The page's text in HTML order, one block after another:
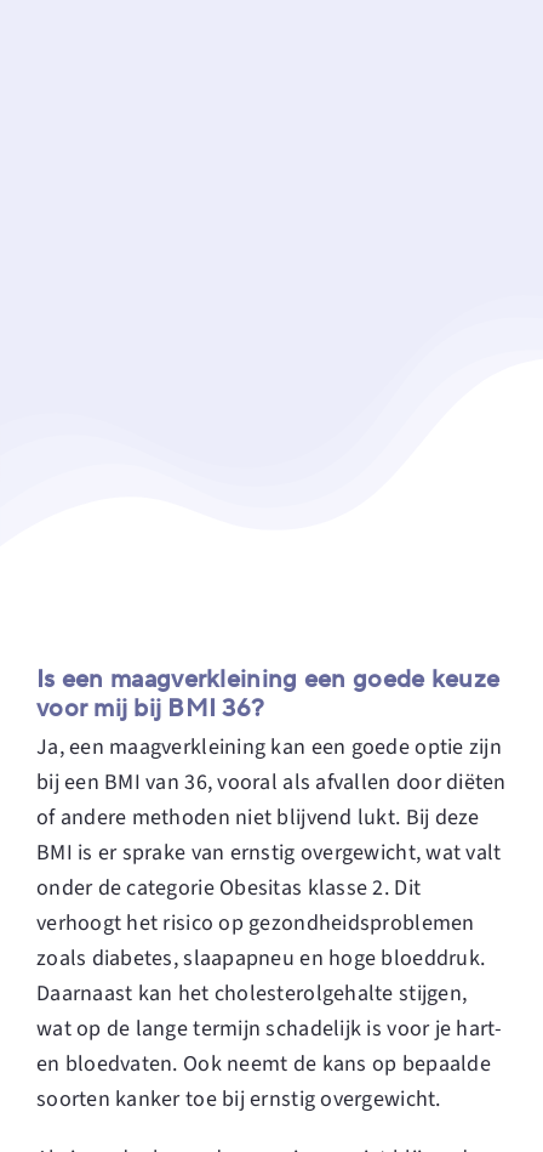
Is een maagverkleining een goede keuze
voor mij bij BMI 36?
Ja, een maagverkleining kan een goede optie zijn
bij een BMI van 36, vooral als afvallen door diëten
of andere methoden niet blijvend lukt. Bij deze
BMI is er sprake van ernstig overgewicht, wat valt
onder de categorie Obesitas klasse 2. Dit
verhoogt het risico op gezondheidsproblemen
zoals diabetes, slaapapneu en hoge bloeddruk.
Daarnaast kan het cholesterolgehalte stijgen,
wat op de lange termijn schadelijk is voor je hart-
en bloedvaten. Ook neemt de kans op bepaalde
soorten kanker toe bij ernstig overgewicht.